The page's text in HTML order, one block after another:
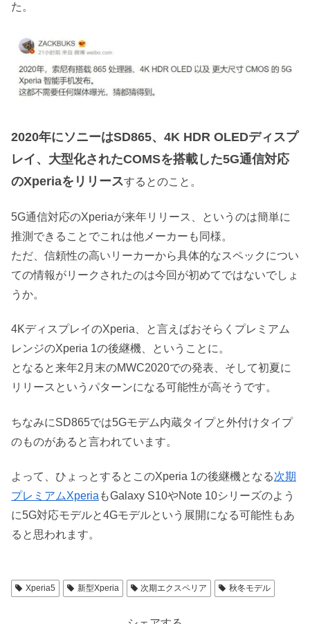
た。
2020年にソニーはSD865、4K HDR OLEDディスプ
レイ、大型化されたCOMSを搭載した5G通信対応
のXperiaをリリースするとのこと。
5G通信対応のXperiaが来年リリース、というのは簡単に
推測できることでこれは他メーカーも同様。
ただ、信頼性の高いリーカーから具体的なスペックについ
ての情報がリークされたのは今回が初めてではないでしょ
うか。
4KディスプレイのXperia、と言えばおそらくプレミアム
レンジのXperia 1の後継機、ということに。
となると来年2月末のMWC2020での発表、そして初夏に
リリースというパターンになる可能性が高そうです。
ちなみにSD865では5Gモデム内蔵タイプと外付けタイプ
のものがあると言われています。
よって、ひょっとするとこのXperia 1の後継機となる次期
プレミアムXperia もGalaxy S10やNote 10シリーズのよう
に5G対応モデルと4Gモデルという展開になる可能性もあ
ると思われます。
Xperia5 新型Xperia 次期エクスペリア 秋冬モデル